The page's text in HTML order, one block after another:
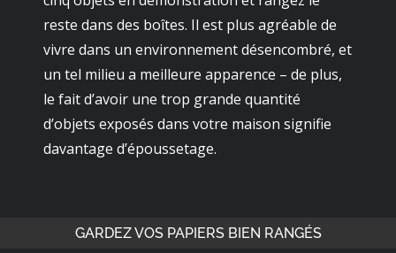
reste dans des boîtes. Il est plus agréable de
vivre dans un environnement désencombré, et
un tel milieu a meilleure apparence – de plus,
le fait d’avoir une trop grande quantité
d’objets exposés dans votre maison signifie
davantage d’époussetage.
GARDEZ VOS PAPIERS BIEN RANGÉS